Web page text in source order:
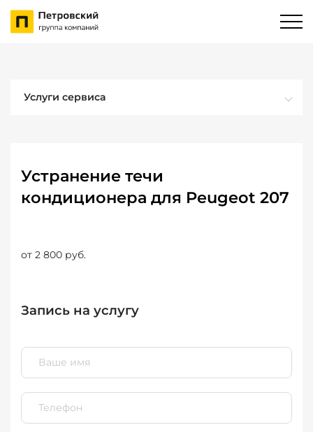
Услуги сервиса
Устранение течи
кондиционера для Peugeot 207
от 2 800 руб.
Запись на услугу